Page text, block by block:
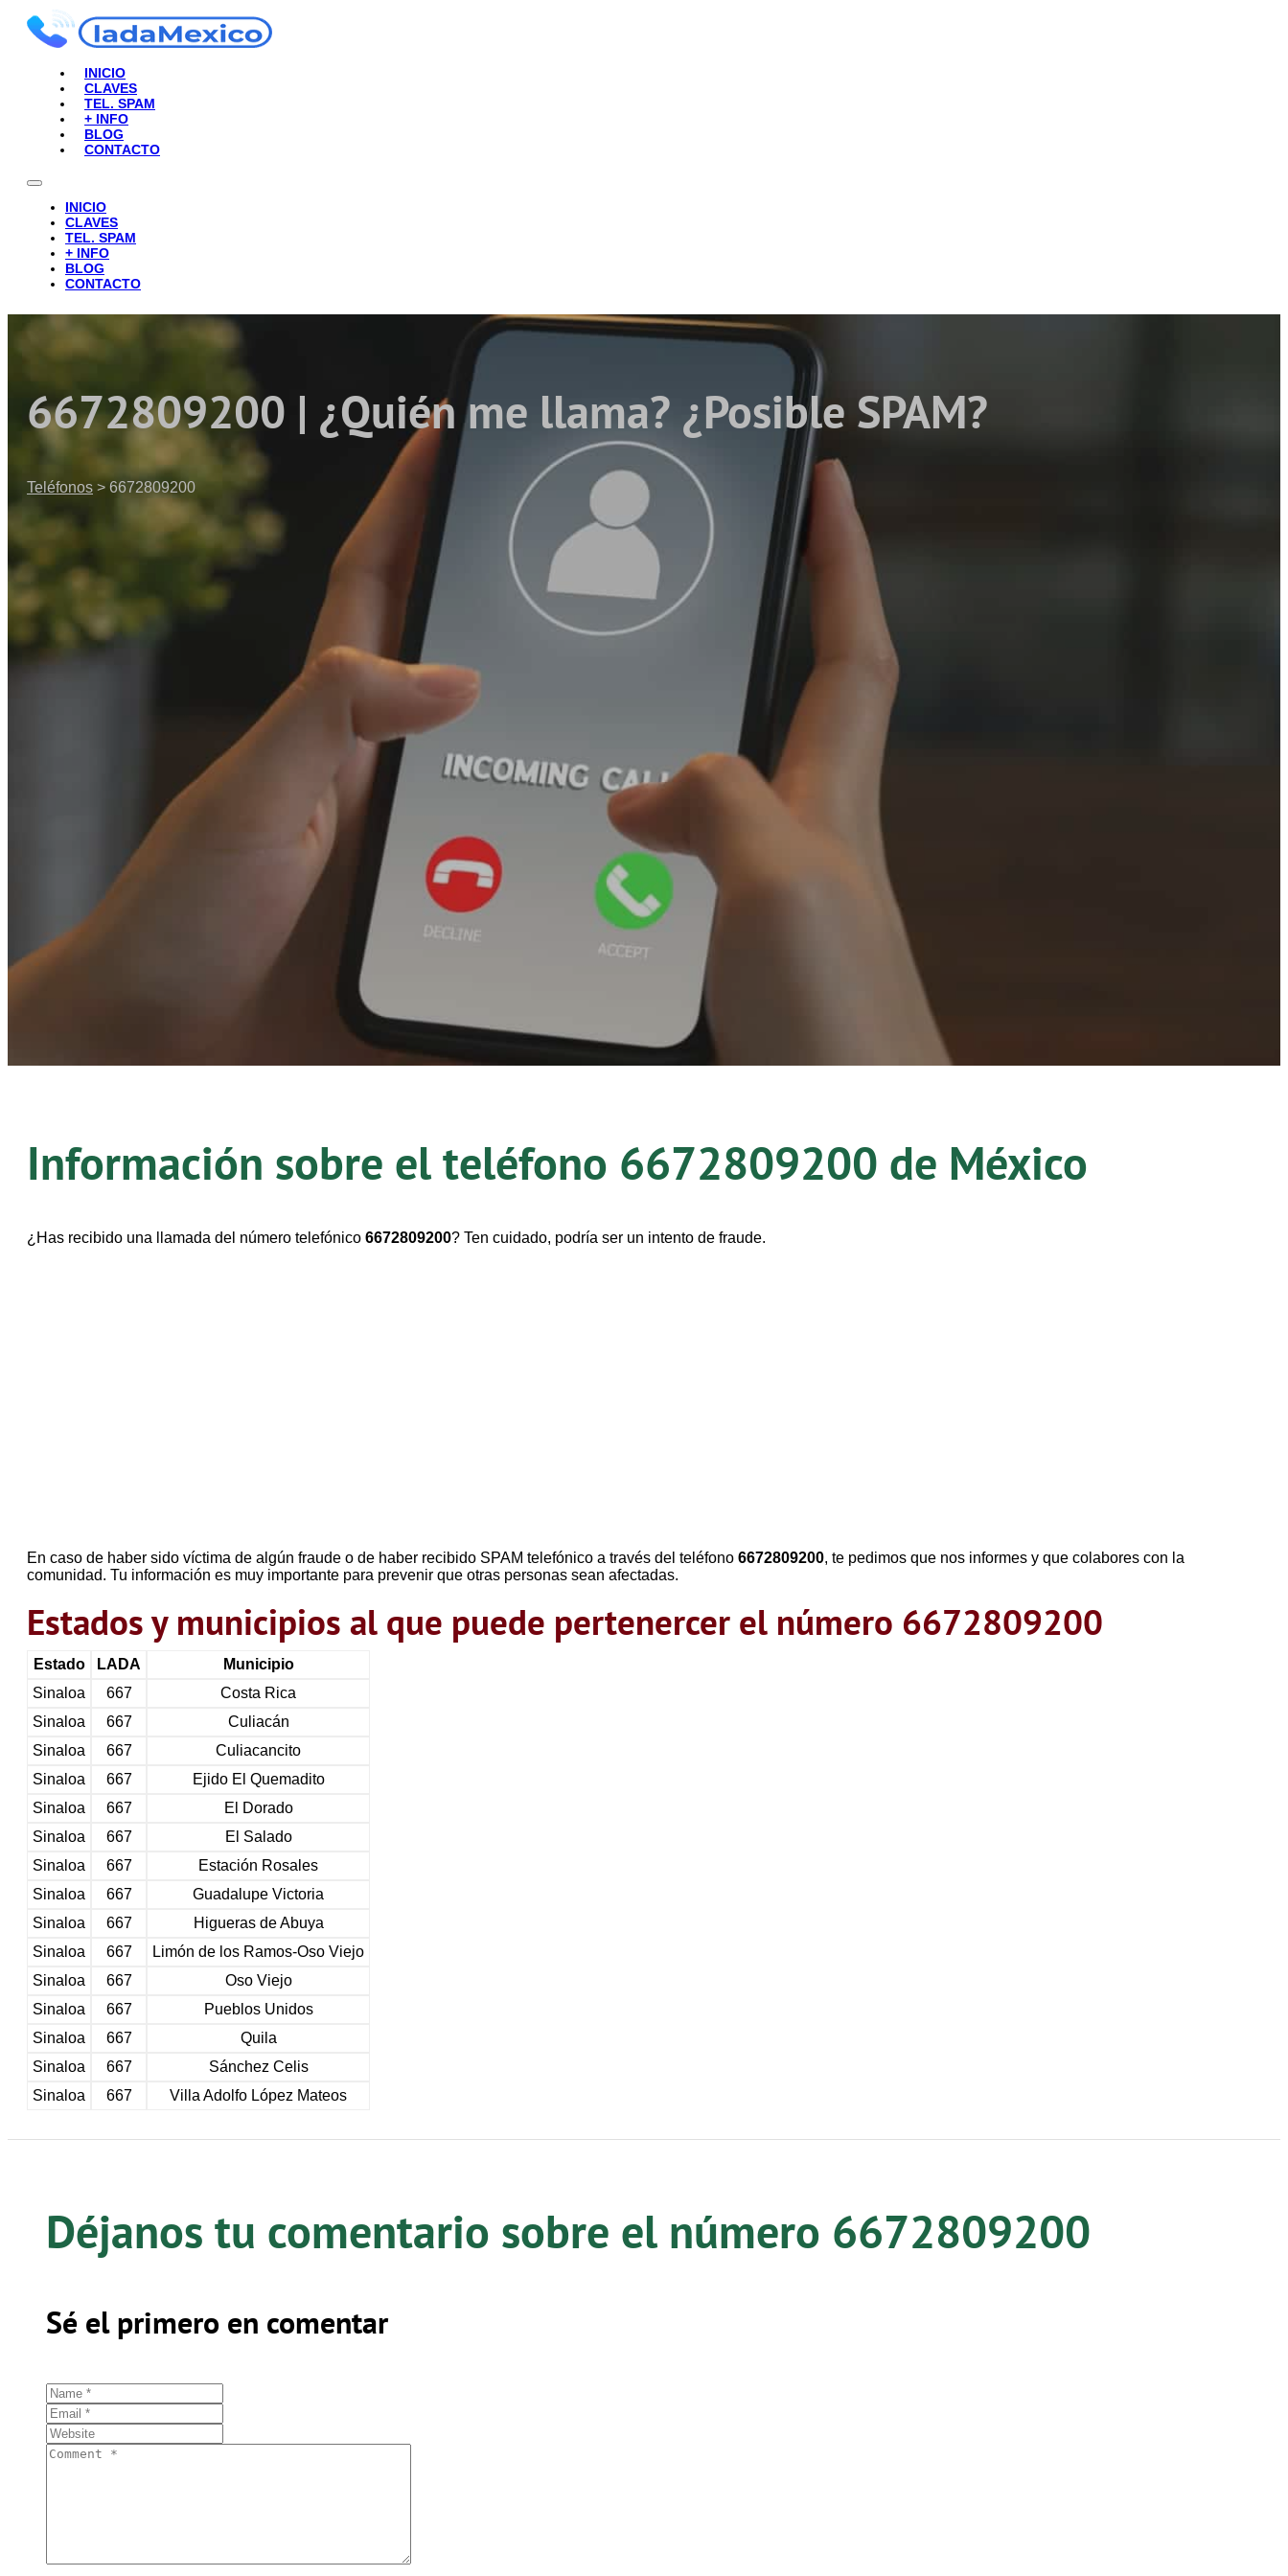
INICIO
CLAVES
TEL. SPAM
+ INFO
BLOG
CONTACTO
INICIO
CLAVES
TEL. SPAM
+ INFO
BLOG
CONTACTO
6672809200 | ¿Quién me llama? ¿Posible SPAM?
Teléfonos > 6672809200
Información sobre el teléfono 6672809200 de México
¿Has recibido una llamada del número telefónico 6672809200? Ten cuidado, podría ser un intento de fraude.
En caso de haber sido víctima de algún fraude o de haber recibido SPAM telefónico a través del teléfono 6672809200, te pedimos que nos informes y que colabores con la
comunidad. Tu información es muy importante para prevenir que otras personas sean afectadas.
Estados y municipios al que puede pertenercer el número 6672809200
Estado LADA
Municipio
Sinaloa
667
Costa Rica
Sinaloa
667
Culiacán
Sinaloa
667
Culiacancito
Sinaloa
667
Ejido El Quemadito
Sinaloa
667
El Dorado
Sinaloa
667
El Salado
Sinaloa
667
Estación Rosales
Sinaloa
667
Guadalupe Victoria
Sinaloa
667
Higueras de Abuya
Sinaloa
667
Limón de los Ramos-Oso Viejo
Sinaloa
667
Oso Viejo
Sinaloa
667
Pueblos Unidos
Sinaloa
667
Quila
Sinaloa
667
Sánchez Celis
Sinaloa
667 Villa Adolfo López Mateos
Déjanos tu comentario sobre el número 6672809200
Sé el primero en comentar